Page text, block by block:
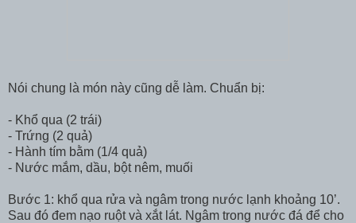
Nói chung là món này cũng dễ làm. Chuẩn bị:
- Khổ qua (2 trái)
- Trứng (2 quả)
- Hành tím bằm (1/4 quả)
- Nước mắm, dầu, bột nêm, muối
Bước 1: khổ qua rửa và ngâm trong nước lạnh khoảng 10’.
Sau đó đem nạo ruột và xắt lát. Ngâm trong nước đá để cho